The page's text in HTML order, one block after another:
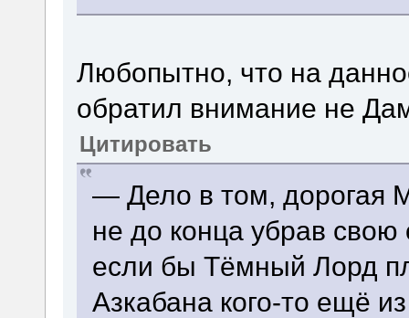
Любопытно, что на
обратил внимание не
Цитировать
— Дело в том, дорогая
не до конца убрав
если бы Тёмный Лорд
Азкабана кого-то ещё